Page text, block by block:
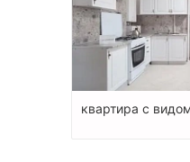
квартира с